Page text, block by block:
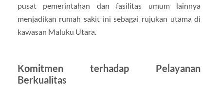
pusat pemerintahan dan fasilitas umum lainnya
menjadikan rumah sakit ini sebagai rujukan utama di
kawasan Maluku Utara.
Komitmen terhadap Pelayanan
Berkualitas